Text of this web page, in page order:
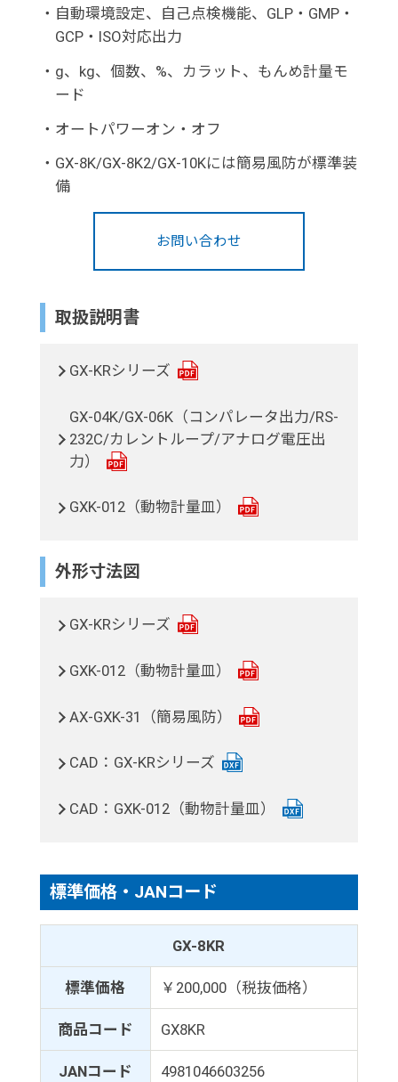
・ 自動環境設定、自己点検機能、GLP・GMP・
GCP・ISO対応出力
・ g、kg、個数、%、カラット、もんめ計量モ
ード
・ オートパワーオン・オフ
・ GX-8K/GX-8K2/GX-10Kには簡易風防が標準装
備
お問い合わせ
取扱説明書
GX-KRシリーズ
GX-04K/GX-06K（コンパレータ出力/RS-
232C/カレントループ/アナログ電圧出
力）
GXK-012（動物計量皿）
外形寸法図
GX-KRシリーズ
GXK-012（動物計量皿）
AX-GXK-31（簡易風防）
CAD：GX-KRシリーズ
CAD：GXK-012（動物計量皿）
標準価格・JANコード
GX-8KR
標準価格 ￥200,000（税抜価格）
商品コード GX8KR
JANコード 4981046603256